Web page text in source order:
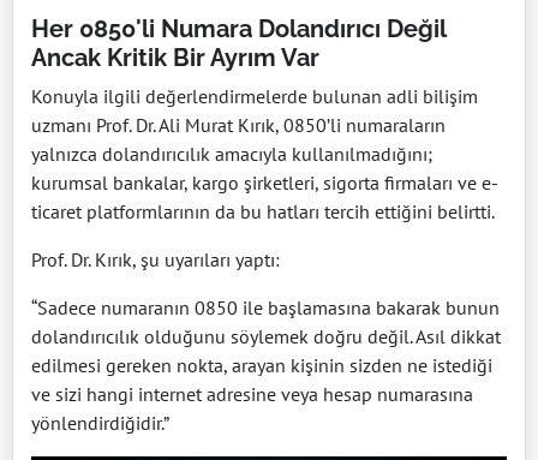
Her 0850'li Numara Dolandırıcı Değil
Ancak Kritik Bir Ayrım Var
Konuyla ilgili değerlendirmelerde bulunan adli bilişim
uzmanı Prof. Dr. Ali Murat Kırık, 0850’li numaraların
yalnızca dolandırıcılık amacıyla kullanılmadığını;
kurumsal bankalar, kargo şirketleri, sigorta firmaları ve e-
ticaret platformlarının da bu hatları tercih ettiğini belirtti.
Prof. Dr. Kırık, şu uyarıları yaptı:
“Sadece numaranın 0850 ile başlamasına bakarak bunun
dolandırıcılık olduğunu söylemek doğru değil. Asıl dikkat
edilmesi gereken nokta, arayan kişinin sizden ne istediği
ve sizi hangi internet adresine veya hesap numarasına
yönlendirdiğidir.”